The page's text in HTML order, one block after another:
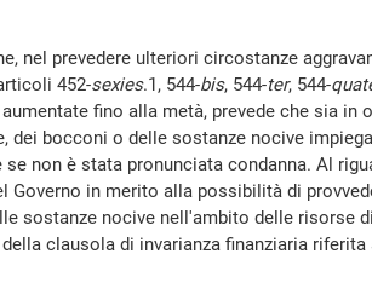
prevedere ulteriori circostanze
452-sexies.1, 544-bis, 544-ter, 544-
fino alla metà, prevede che sia in
dei bocconi o delle sostanze nocive
se non è stata pronunciata condanna. Al
Governo in merito alla possibilità di
sostanze nocive nell'ambito delle risorse
clausola di invarianza finanziaria